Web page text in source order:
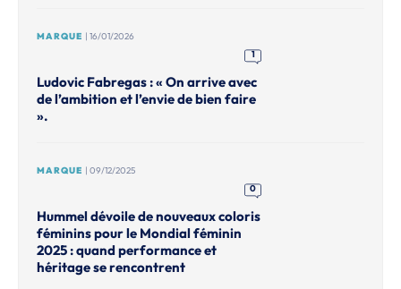
MARQUE | 16/01/2026
1
Ludovic Fabregas : « On arrive avec
de l’ambition et l’envie de bien faire
».
MARQUE | 09/12/2025
0
Hummel dévoile de nouveaux coloris
féminins pour le Mondial féminin
2025 : quand performance et
héritage se rencontrent